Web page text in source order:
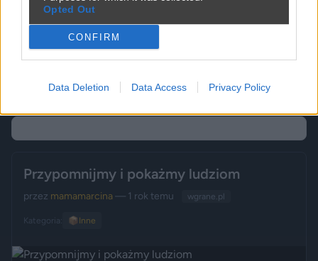
Opted Out
CONFIRM
Data Deletion Data Access Privacy Policy
Przypomnijmy i pokażmy ludziom
przez mamamarcina — 1 rok temu wgrane.pl
Kategoria: 📦 Inne